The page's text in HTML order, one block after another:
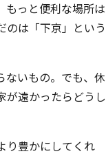
もっと便利な場所は
のは「下京」という
ないもの。でも、休
が遠かったらどうし
り豊かにしてくれ